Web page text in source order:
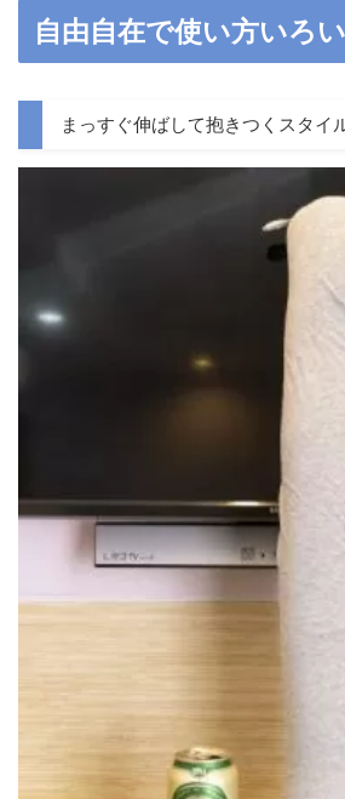
自由自在で使い方いろ
まっすぐ伸ばして抱きつくスタイ